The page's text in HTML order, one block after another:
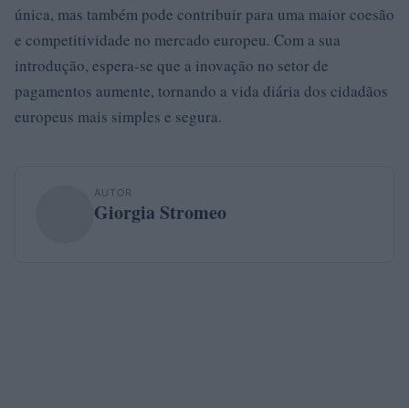
única, mas também pode contribuir para uma maior coesão
e competitividade no mercado europeu. Com a sua
introdução, espera-se que a inovação no setor de
pagamentos aumente, tornando a vida diária dos cidadãos
europeus mais simples e segura.
AUTOR
Giorgia Stromeo